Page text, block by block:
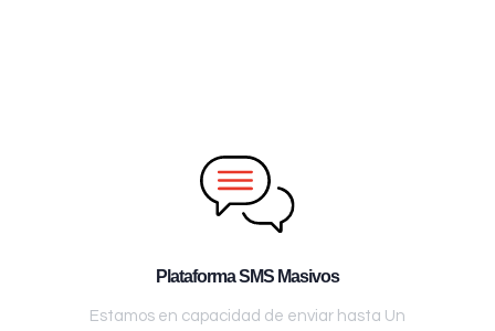
Plataforma SMS Masivos
Estamos en capacidad de enviar hasta Un